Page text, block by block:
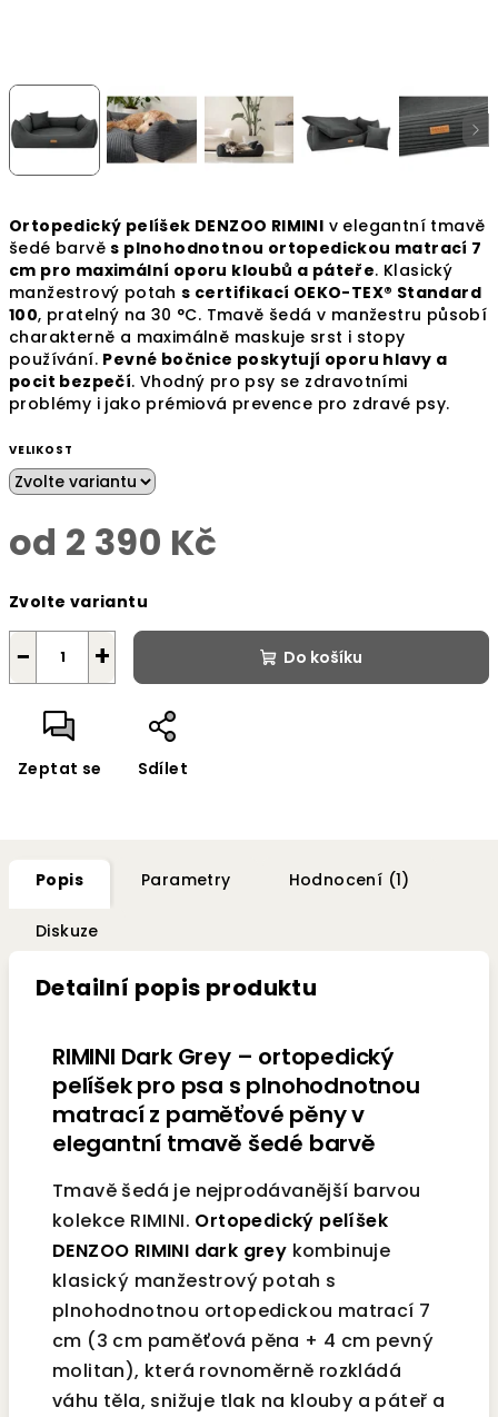
Ortopedický pelíšek DENZOO RIMINI v elegantní tmavě
šedé barvěs plnohodnotnou ortopedickou matrací 7
cm pro maximální oporu kloubů a páteře. Klasický
manžestrový potahs certifikací OEKO-TEX® Standard
100, pratelný na 30 °C. Tmavě šedá v manžestru působí
charakterně a maximálně maskuje srst i stopy
používání. Pevné bočnice poskytují oporu hlavy a
pocit bezpečí. Vhodný pro psy se zdravotními
problémy i jako prémiová prevence pro zdravé psy.
VELIKOST
od 2 390 Kč
cena:
Zvolte variantu
+
− Do košíku
Zeptat se Sdílet
Popis Parametry Hodnocení (1)
Diskuze
Detailní popis produktu
RIMINI Dark Grey – ortopedický
pelíšek pro psa s plnohodnotnou
matrací z paměťové pěny v
elegantní tmavě šedé barvě
Tmavě šedá je nejprodávanější barvou
kolekce RIMINI. Ortopedický pelíšek
DENZOO RIMINI dark grey kombinuje
klasický manžestrový potah s
plnohodnotnou ortopedickou matrací 7
cm (3 cm paměťová pěna + 4 cm pevný
molitan), která rovnoměrně rozkládá
váhu těla, snižuje tlak na klouby a páteř a